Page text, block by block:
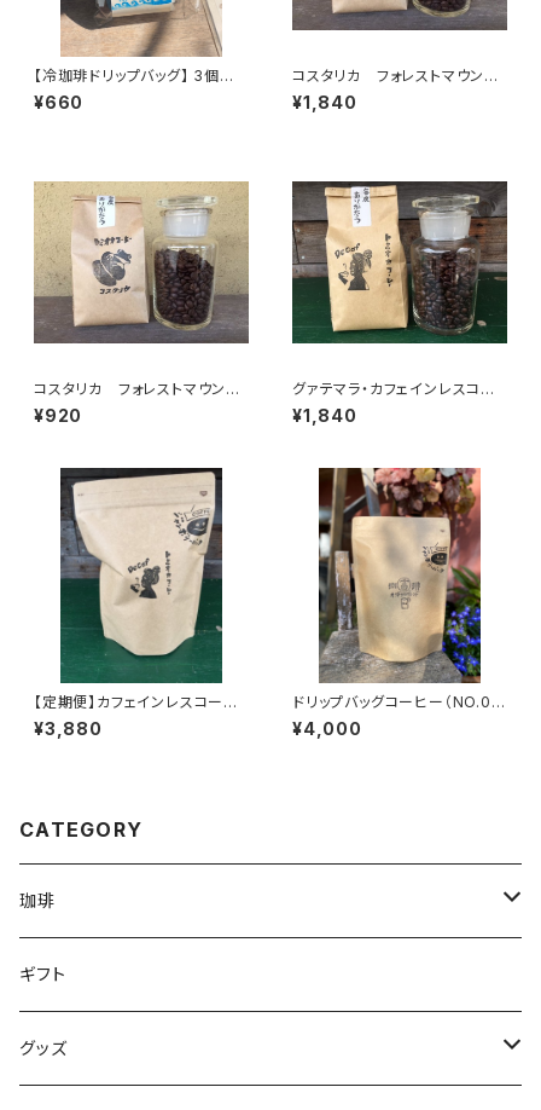
【冷珈琲ドリップバッグ】 3個入り
×1袋
¥660
コスタリカ フォレストマウンテ
ン 【中煎】 200g/袋
¥1,840
コスタリカ フォレストマウンテ
ン 【中煎】100g/袋
¥920
グァテマラ・カフェインレスコー
ヒー200ｇ/袋
¥1,840
【定期便】カフェインレスコーヒ
ー ジャンボリーパック(23個入)
¥3,880
ドリップバッグコーヒー（NO.0
極深煎） ジャンボリーパック(23
個入)
¥4,000
CATEGORY
珈琲
珈琲豆
オリヂナルブレンド
ドリップパック
ギフト
グッズ